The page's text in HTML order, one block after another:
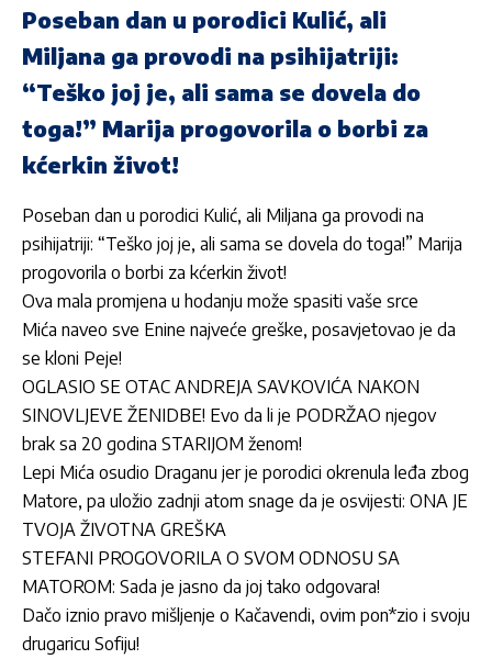
Poseban dan u porodici Kulić, ali
Miljana ga provodi na psihijatriji:
“Teško joj je, ali sama se dovela do
toga!” Marija progovorila o borbi za
kćerkin život!
Poseban dan u porodici Kulić, ali Miljana ga provodi na
psihijatriji: “Teško joj je, ali sama se dovela do toga!” Marija
progovorila o borbi za kćerkin život!
Ova mala promjena u hodanju može spasiti vaše srce
Mića naveo sve Enine najveće greške, posavjetovao je da
se kloni Peje!
OGLASIO SE OTAC ANDREJA SAVKOVIĆA NAKON
SINOVLJEVE ŽENIDBE! Evo da li je PODRŽAO njegov
brak sa 20 godina STARIJOM ženom!
Lepi Mića osudio Draganu jer je porodici okrenula leđa zbog
Matore, pa uložio zadnji atom snage da je osvijesti: ONA JE
TVOJA ŽIVOTNA GREŠKA
STEFANI PROGOVORILA O SVOM ODNOSU SA
MATOROM: Sada je jasno da joj tako odgovara!
Dačo iznio pravo mišljenje o Kačavendi, ovim pon*zio i svoju
drugaricu Sofiju!